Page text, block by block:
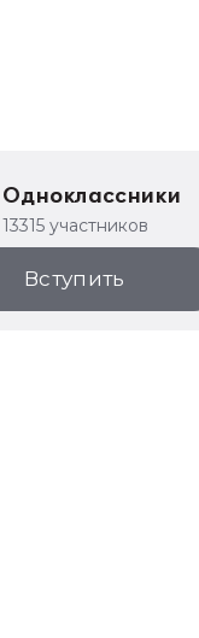
Одноклассники
13315 участников
Вступить